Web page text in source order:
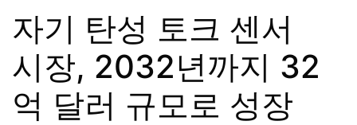
자기 탄성 토크 센서
시장, 2032년까지 32
억 달러 규모로 성장